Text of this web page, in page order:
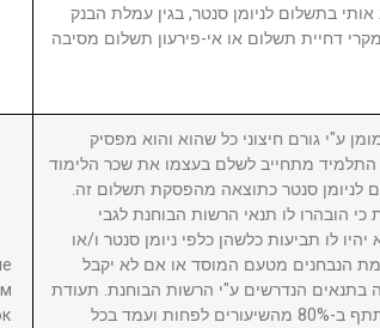
בתשלום לניומן סנטר, בגין עמלת הבנק
דחיית תשלום או אי-פירעון תשלום מסיבה
ע"י גורם חיצוני כל שהוא והוא מפסיק
מתחייב לשלם בעצמו את שכר הלימוד
לניומן סנטר כתוצאה מהפסקת תשלום זה.
הובהרו לו תנאי הרשות הבוחנת לגבי
לו תביעות כלשהן כלפי ניומן סנטר ו/או
הנבחנים מטעם המוסד או אם לא יקבל
בתנאים הנדרשים ע"י הרשות הבוחנת. תעודת
גמר תוענק לתלמיד שהשתתף ב-80% מהשיעורים לפחות ועמד בכל